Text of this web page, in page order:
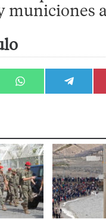
municiones
Compartir
en
Compartir
en